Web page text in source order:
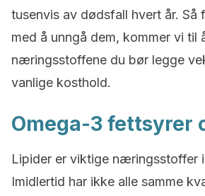
tusenvis av dødsfall hvert år. Så
med å unngå dem, kommer vi til
næringsstoffene du bør legge
vanlige kosthold.
Omega-3 fettsyrer
Lipider er viktige næringsstoffer
Imidlertid har ikke alle samme